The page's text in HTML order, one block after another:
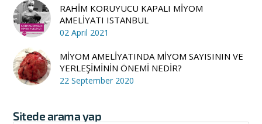
RAHİM KORUYUCU KAPALI MİYOM
AMELİYATI ISTANBUL
02 April 2021
MİYOM AMELİYATINDA MİYOM SAYISININ VE
YERLEŞİMİNİN ÖNEMİ NEDİR?
22 September 2020
Sitede arama yap